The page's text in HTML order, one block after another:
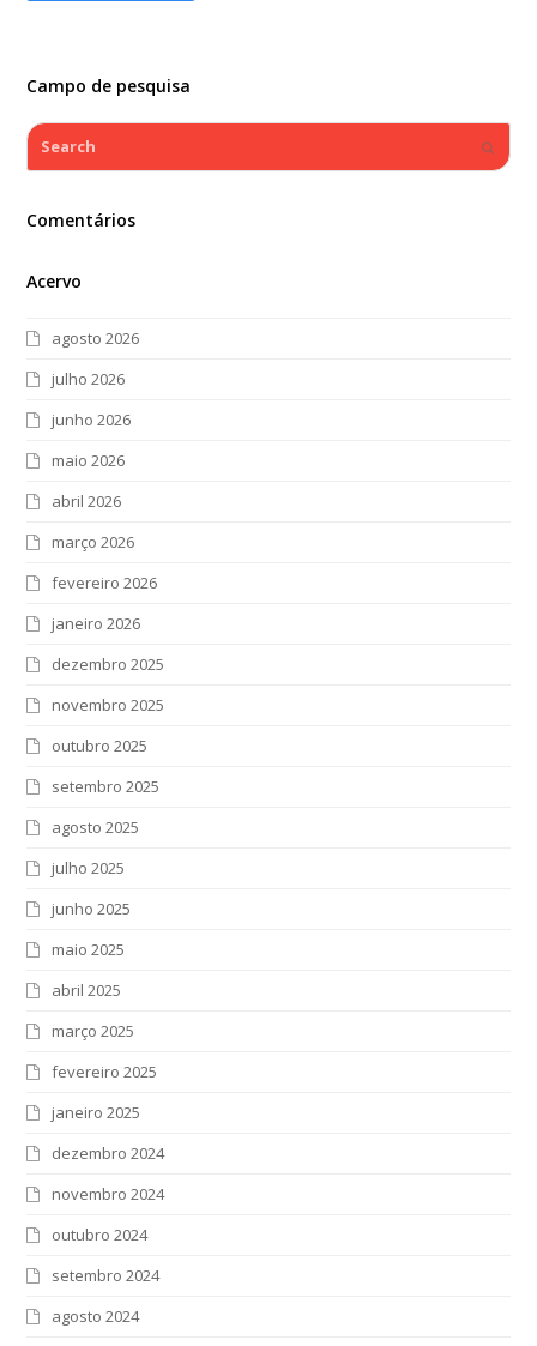
Campo de pesquisa
Search
Comentários
Acervo
agosto 2026
julho 2026
junho 2026
maio 2026
abril 2026
março 2026
fevereiro 2026
janeiro 2026
dezembro 2025
novembro 2025
outubro 2025
setembro 2025
agosto 2025
julho 2025
junho 2025
maio 2025
abril 2025
março 2025
fevereiro 2025
janeiro 2025
dezembro 2024
novembro 2024
outubro 2024
setembro 2024
agosto 2024